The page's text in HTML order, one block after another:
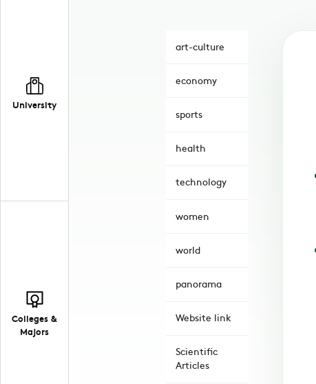
University
Colleges &
Majors
art-culture
economy
sports
health
technology
women
world
panorama
Website link
Scientific
Articles